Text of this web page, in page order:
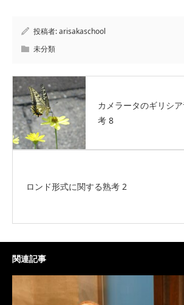
投稿者:arisakaschool
未分類
カメラータのギリシ
考 8
ロンド形式に関する熟考 2
関連記事